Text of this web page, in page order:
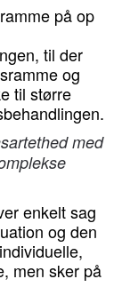
på op
til der
og
til større
med
enkelt sag
og den
men sker på